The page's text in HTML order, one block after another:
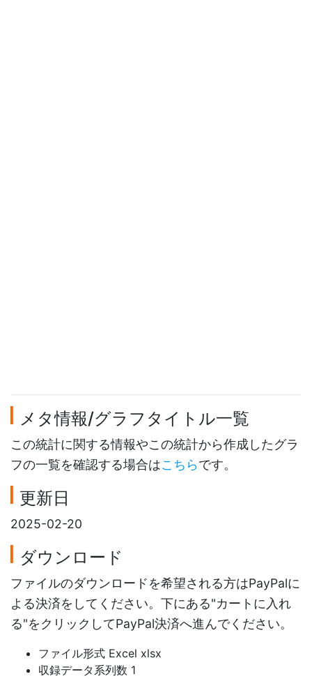
メタ情報/グラフタイトル一覧
この統計に関する情報やこの統計から作成したグラ
フの一覧を確認する場合はこちらです。
更新日
2025-02-20
ダウンロード
ファイルのダウンロードを希望される方はPayPalに
よる決済をしてください。下にある"カートに入れ
る"をクリックしてPayPal決済へ進んでください。
ファイル形式 Excel xlsx
収録データ系列数 1